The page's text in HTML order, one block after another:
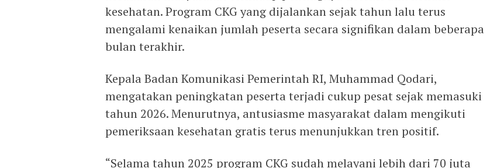
kesehatan. Program CKG yang dijalankan sejak tahun lalu terus
mengalami kenaikan jumlah peserta secara signifikan dalam beberapa
bulan terakhir.
Kepala Badan Komunikasi Pemerintah RI, Muhammad Qodari,
mengatakan peningkatan peserta terjadi cukup pesat sejak memasuki
tahun 2026. Menurutnya, antusiasme masyarakat dalam mengikuti
pemeriksaan kesehatan gratis terus menunjukkan tren positif.
“Selama tahun 2025 program CKG sudah melayani lebih dari 70 juta